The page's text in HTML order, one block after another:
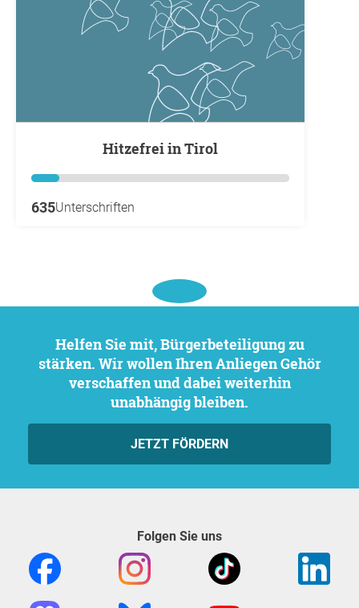
Hitzefrei in Tirol
635Unterschriften
Helfen Sie mit, Bürgerbeteiligung zu
stärken. Wir wollen Ihren Anliegen Gehör
verschaffen und dabei weiterhin
unabhängig bleiben.
JETZT FÖRDERN
Folgen Sie uns